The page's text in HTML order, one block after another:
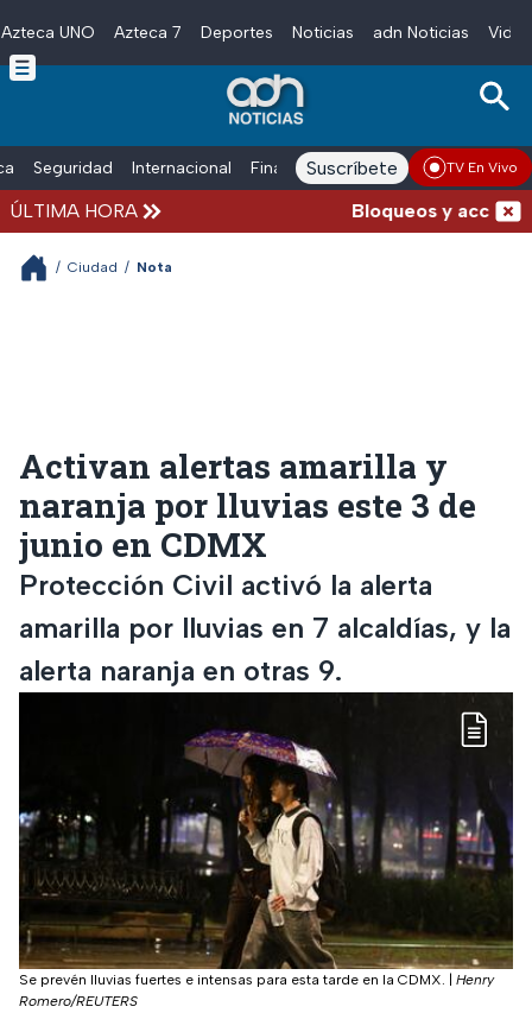
Skip to main content
Azteca UNO Azteca 7 Deportes Noticias adn Noticias
Seguridad Internacional Finanzas adn Noticias Radio
Suscríbete TV En Vivo
ÚLTIMA HORA Bloqueos y
/ Ciudad / Nota
Activan alertas amarilla y
naranja por lluvias este 3 de
junio en CDMX
Protección Civil activó la alerta
amarilla por lluvias en 7 alcaldías, y la
alerta naranja en otras 9.
Se prevén lluvias fuertes e intensas para esta tarde en la CDMX.
Henry
Romero/REUTERS